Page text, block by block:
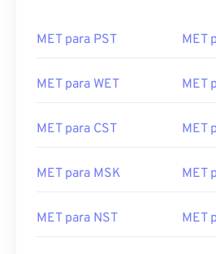
MET para PST MET
MET para WET MET
MET para CST MET
MET para MSK MET
MET para NST MET